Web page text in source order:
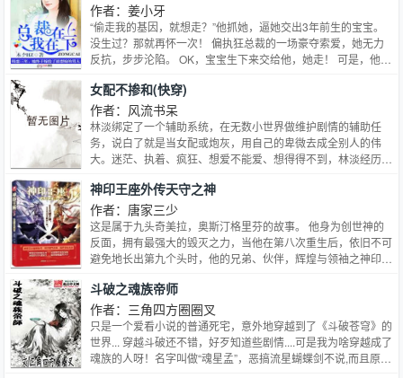
作者：姜小牙
“偷走我的基因，就想走？”他抓她，逼她交出3年前生的宝宝。
没生过？那就再怀一次！ 偏执狂总裁的一场豪夺索爱，她无力
反抗，步步沦陷。 OK，宝宝生下来交给他，她走！ 可是，他却
女配不掺和(快穿)
作者：风流书呆
林淡绑定了一个辅助系统，在无数小世界做维护剧情的辅助任
务，说白了就是当女配或炮灰，用自己的卑微去成全别人的伟
大。迷茫、执着、疯狂、想爱不能爱、想得得不到，林淡经历了
却在传送途中被黑进了三千世界继续挣扎。虽然失去了记忆，林
淡却不再迷茫，她决定走自己的路，于是终于发现——只有当你
认真爱自己的时候，才能得到别人的爱；只要活出自己，再微不
足道也总有一天能成为主角，你若盛开，蝴蝶自来。
神印王座外传天守之神
作者：唐家三少
这是属于九头奇美拉，奥斯汀格里芬的故事。 他身为创世神的
反面，拥有最强大的毁灭之力，当他在第八次重生后，依旧不可
避免地长出第九个头时，他的兄弟、伙伴，辉煌与领袖之神印骑
守之神，他为什么会存在于世？ 这本外传将为您讲述。
斗破之魂族帝师
作者：三角四方圈圈叉
只是一个爱看小说的普通死宅，意外地穿越到了《斗破苍穹》的
世界... 穿越斗破还不错，好歹知道些剧情....可是我为啥穿越成了
魂族的人呀！名字叫做“魂星孟”，恶搞流星蝴蝶剑不说,而且原作